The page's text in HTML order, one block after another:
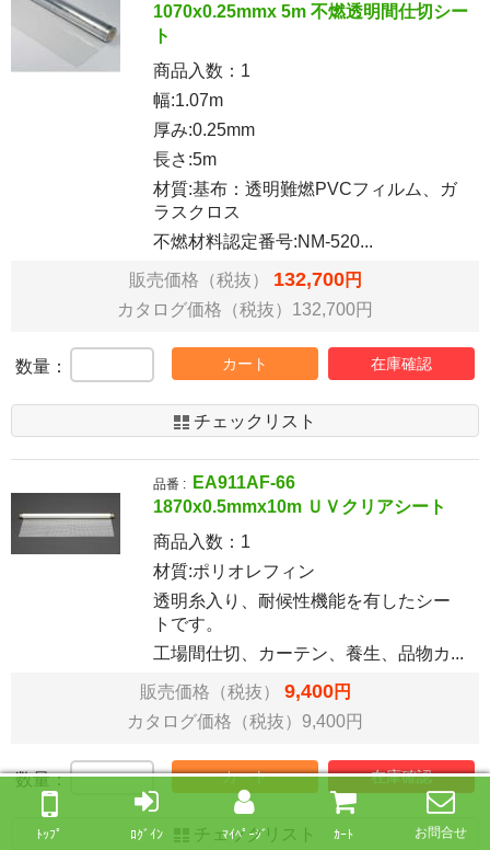
ﾄｯﾌﾟ ﾛｸﾞｲﾝ ﾏｲﾍﾟｰｼﾞ ｶｰﾄ お問合せ
1070x0.25mmx 5m 不燃透明間仕切シー
ト
商品入数： 1
幅:1.07m
厚み:0.25mm
長さ:5m
材質:基布：透明難燃PVCフィルム、ガ
ラスクロス
不燃材料認定番号:NM-520...
販売価格（税抜） 132,700円
カタログ価格（税抜）132,700円
数量： カート 在庫確認
チェックリスト
品番 :
EA911AF-66
1870x0.5mmx10m ＵＶクリアシート
商品入数： 1
材質:ポリオレフィン
透明糸入り、耐候性機能を有したシー
トです。
工場間仕切、カーテン、養生、品物カ...
販売価格（税抜） 9,400円
カタログ価格（税抜）9,400円
数量： カート 在庫確認
チェックリスト